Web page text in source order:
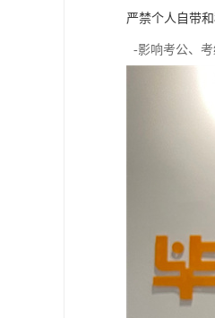
严禁个人自带
-影响考公、